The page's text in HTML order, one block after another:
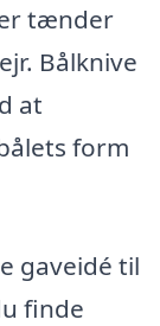
tænder
Bålknive
at
form
gaveidé til
finde